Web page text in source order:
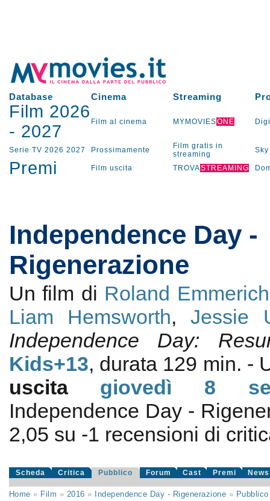
Database Cinema Streaming
Film 2026
- 2027 Film al cinema MYMOVIESONE
Serie TV 2026 2027 Prossimamente
Film gratis in
streaming
Sky
Premi Film uscita TROVASTREAMING
Independence Day -
Rigenerazione
Un film di Roland Emmerich
Liam Hemsworth,Jessie
Independence Day:
Kids+13, durata 129 min. -
uscita giovedì 8
Independence Day -
2,05 su -1 recensioni di
Scheda Critica Pubblico Forum Cast Premi News
Home » Film » 2016 » Independence Day - Rigenerazione » Pubblico